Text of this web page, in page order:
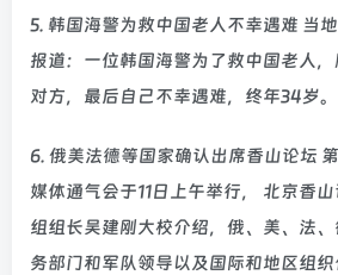
5. 韩国海警为救中国老人不幸遇难 当
报道：一位韩国海警为了救中国老人
对方，最后自己不幸遇难，终年34岁。
6. 俄美法德等国家确认出席香山论坛
媒体通气会于11日上午举行， 北京香
组组长吴建刚大校介绍，俄、美、法
务部门和军队领导以及国际和地区组织